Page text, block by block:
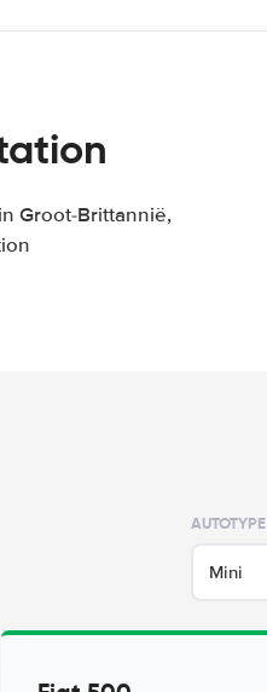
Groot-Brittannië,
AUTOTYPE
Mini